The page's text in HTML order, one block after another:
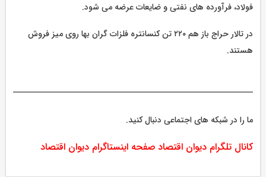
فولاد، فرآورده های نفتی و ضایعات عرضه می شود.
در تالار حراج باز هم ۲۲۰ تن کنسانتره فلزات گران بها روی میز فروش
هستند.
ما را در شبکه های اجتماعی دنبال کنید.
کانال تلگرام دیوان اقتصاد صفحه اینستاگرام دیوان اقتصاد